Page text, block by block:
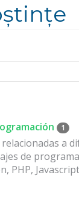
1
relacionadas a
de
PHP,